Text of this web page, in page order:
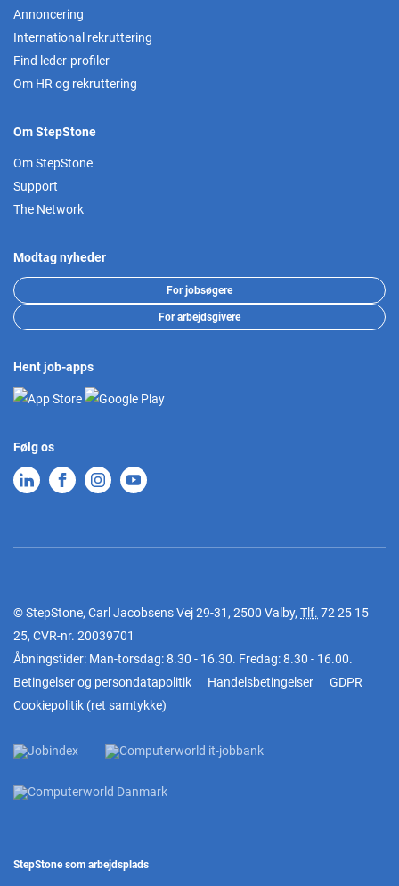
Annoncering
International rekruttering
Find leder-profiler
Om HR og rekruttering
Om StepStone
Om StepStone
Support
The Network
Modtag nyheder
For jobsøgere
For arbejdsgivere
Hent job-apps
Følg os
© StepStone, Carl Jacobsens Vej 29-31, 2500 Valby, Tlf. 72 25 15
25, CVR-nr. 20039701
Åbningstider: Man-torsdag: 8.30 - 16.30. Fredag: 8.30 - 16.00.
Betingelser og persondatapolitik
Handelsbetingelser
GDPR
Cookiepolitik (ret samtykke)
StepStone som arbejdsplads